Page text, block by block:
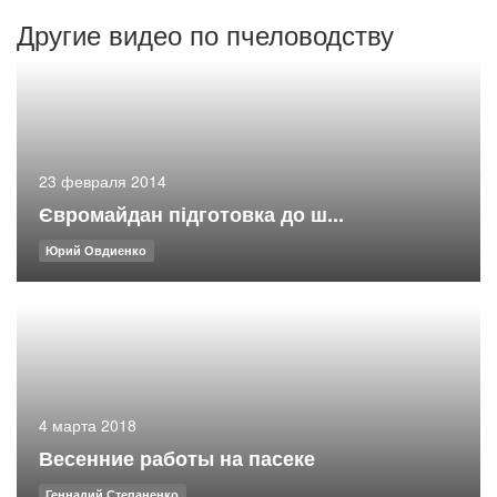
Другие видео по пчеловодству
23 февраля 2014
Євромайдан підготовка до ш...
Юрий Овдиенко
4 марта 2018
Весенние работы на пасеке